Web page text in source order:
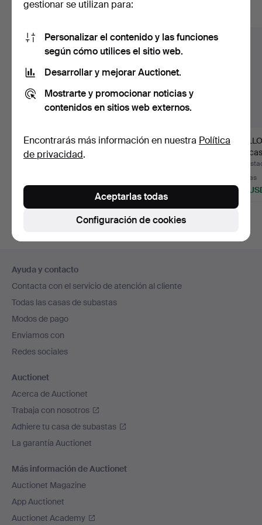
ANILLO SOLITARIO,
oro blanco 18K, aprox.
347 USD
ANILLO, con piedras
5 pujas
169
en
el
pie
de
página
Ayuda y contacto
Contacta con el servicio de atención al cliente
Todas las casas de subastas
Modos de pago
Enviamos con
Redes sociales
Auctionet
Acerca de Auctionet
Trabaja con nosotros
Adhiere tu casa de subastas
La garantía Auctionet
Más información de Auctionet
Auctionet Magazine
App Auctionet
Auctionet Academy
gestionar se utilizan para:
Personalizar el contenido y las funciones
según cómo utilices el sitio web.
Desarrollar y mejorar Auctionet.
Mostrarte y promocionar noticias y
contenidos en sitios web externos.
Encontrarás más información en nuestra Política
de privacidad.
Configuración de cookies
Aceptarlas todas